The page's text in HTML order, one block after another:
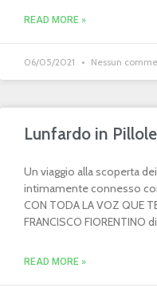
READ MORE »
06/05/2021 Nessun
Lunfardo in
Un viaggio alla scoperta
intimamente connesso
CON TODA LA VOZ QUE
FRANCISCO FIORENTINO
READ MORE »